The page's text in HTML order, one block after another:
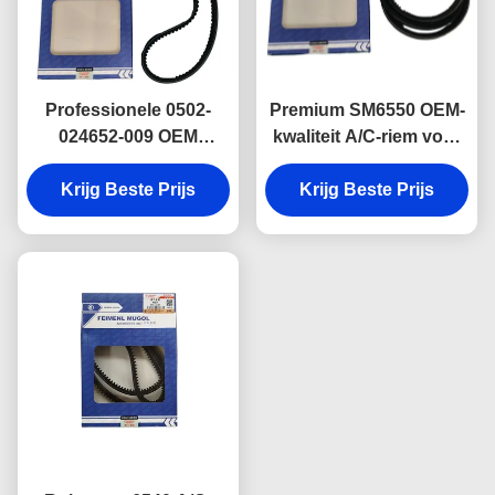
Professionele 0502-
024652-009 OEM
stuurbekrachtigingsriem
6325 voor Isuzu 600P,
met stabiele prestaties
Krijg Beste Prijs
Premium SM6550 OEM-
kwaliteit A/C-riem voor
Isuzu 600P lichte
vrachtwagens,
ontworpen om stabiele
Krijg Beste Prijs